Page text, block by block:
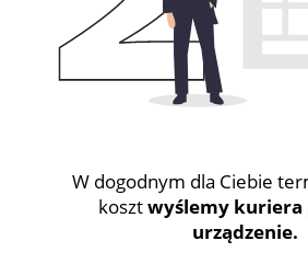
W dogodnym dla Ciebie
kosztwyślemy kuriera
urządzenie.